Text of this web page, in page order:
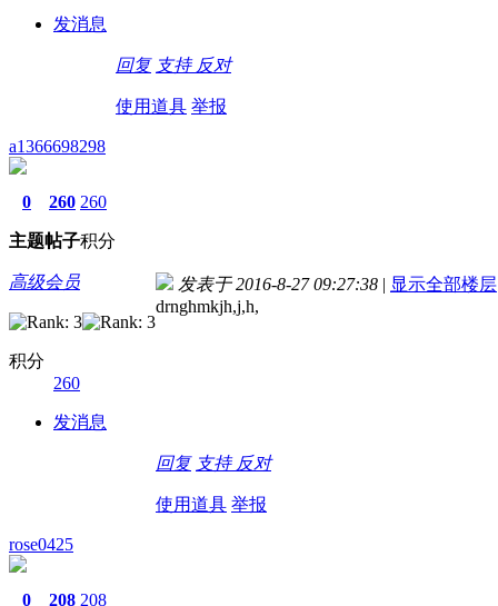
发消息
回复 支持 反对
使用道具 举报
a1366698298
0
主题
260
帖子
260
积分
高级会员
积分
260
发消息
发表于 2016-8-27 09:27:38 | 显示全部楼层
drnghmkjh,j,h,
回复 支持 反对
使用道具 举报
rose0425
0 208 208